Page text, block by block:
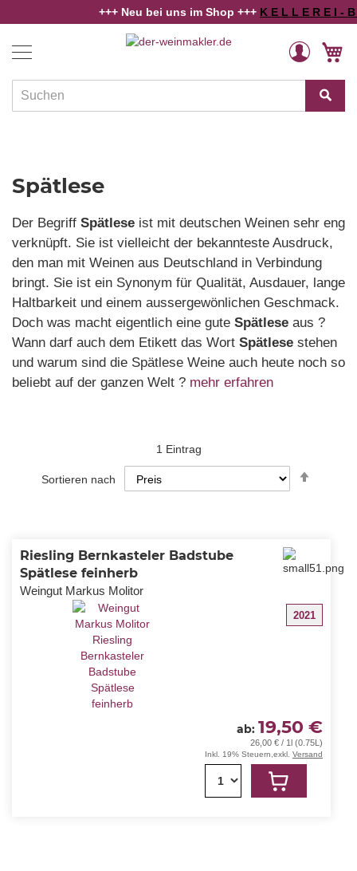
+++ Neu bei uns im Shop +++K E L L E R E I - B O
Veränderung
Regionen
Schaumwein
Alkoholfreies
Angebote
Weinwissen
Spätlese
Der Begriff Spätlese ist mit deutschen Weinen sehr eng
verknüpft. Sie ist vielleicht der bekannteste Ausdruck,
den man mit Weinen aus Deutschland in Verbindung
bringt. Sie ist ein Synonym für Qualität, Ausdauer, lange
Haltbarkeit und einem aussergewönlichen Geschmack.
Doch was macht eigentlich eine gute Spätlese aus ?
Wann darf auch dem Etikett das Wort Spätlese stehen
und warum sind die Spätlese Weine auch heute noch so
beliebt auf der ganzen Welt ? mehr erfahren
1 Eintrag
Sortieren nach
Riesling Bernkasteler Badstube
Spätlese feinherb
Weingut Markus Molitor
2021
ab 19,50 €
26,00 € / 1l (0.75L)
Inkl. 19% Steuern exkl. Versand
1